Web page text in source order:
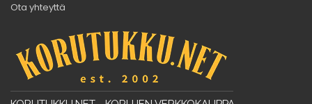
Ota yhteyttä